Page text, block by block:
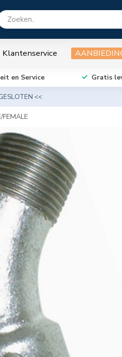
Klantenservice
en Service Gratis
<<